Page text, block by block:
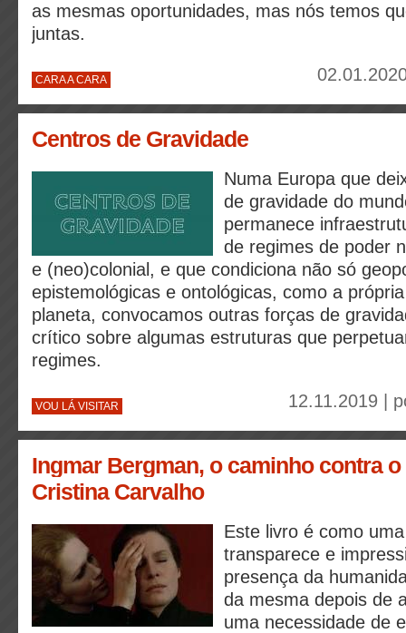
as mesmas oportunidades, mas nós temos
juntas.
CARA A CARA
Centros de Gravidade
Numa Europa que
de gravidade do
permanece
de regimes de poder
e (neo)colonial, e que condiciona não só
epistemológicas e ontológicas, como a
planeta, convocamos outras forças de
crítico sobre algumas estruturas que
regimes.
VOU LÁ VISITAR 12.11.2019 |
Ingmar Bergman, o caminho contra o
Cristina Carvalho
Este livro é como
transparece e
presença da
da mesma depois de
uma necessidade de